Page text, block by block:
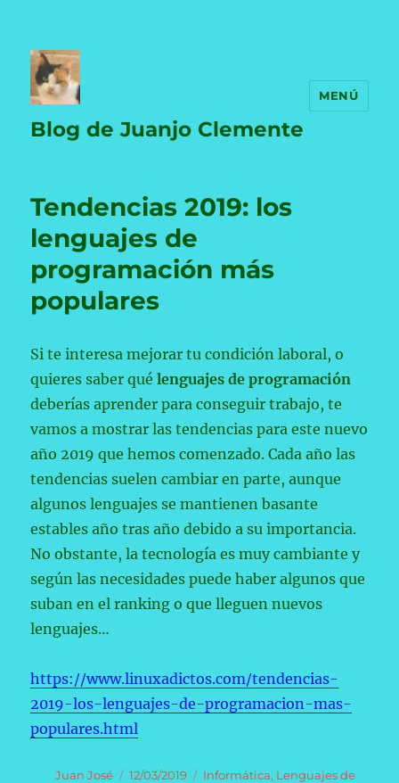
Blog de Juanjo Clemente
MENÚ
Tendencias 2019: los
lenguajes de
programación más
populares
Si te interesa mejorar tu condición laboral, o
quieres saber qué lenguajes de programación
deberías aprender para conseguir trabajo, te
vamos a mostrar las tendencias para este nuevo
año 2019 que hemos comenzado. Cada año las
tendencias suelen cambiar en parte, aunque
algunos lenguajes se mantienen basante
estables año tras año debido a su importancia.
No obstante, la tecnología es muy cambiante y
según las necesidades puede haber algunos que
suban en el ranking o que lleguen nuevos
lenguajes…
https://www.linuxadictos.com/tendencias-
2019-los-lenguajes-de-programacion-mas-
populares.html
Autor
Juan José
Publicado
12/03/2019 Categorías
Informática, Lenguajes de